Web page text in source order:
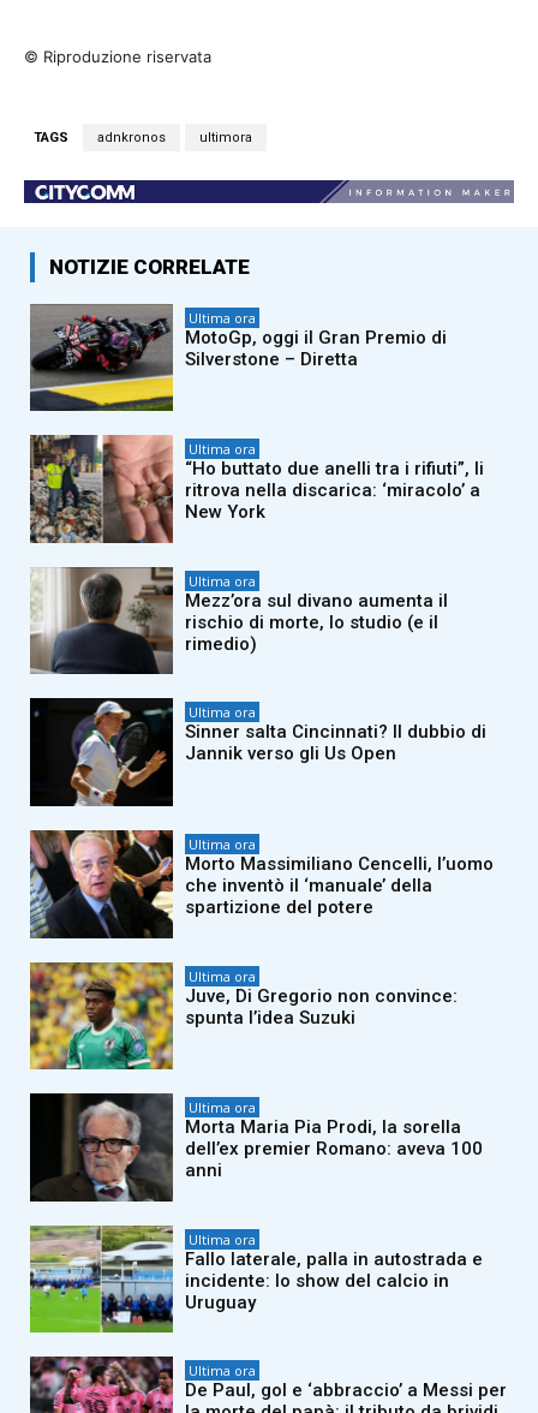
© Riproduzione riservata
TAGS adnkronos ultimora
NOTIZIE CORRELATE
Ultima ora
MotoGp, oggi il Gran Premio di
Silverstone – Diretta
Ultima ora
“Ho buttato due anelli tra i rifiuti”, li
ritrova nella discarica: ‘miracolo’ a
New York
Ultima ora
Mezz’ora sul divano aumenta il
rischio di morte, lo studio (e il
rimedio)
Ultima ora
Sinner salta Cincinnati? Il dubbio di
Jannik verso gli Us Open
Ultima ora
Morto Massimiliano Cencelli, l’uomo
che inventò il ‘manuale’ della
spartizione del potere
Ultima ora
Juve, Di Gregorio non convince:
spunta l’idea Suzuki
Ultima ora
Morta Maria Pia Prodi, la sorella
dell’ex premier Romano: aveva 100
anni
Ultima ora
Fallo laterale, palla in autostrada e
incidente: lo show del calcio in
Uruguay
Ultima ora
De Paul, gol e ‘abbraccio’ a Messi per